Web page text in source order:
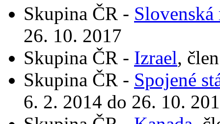
Skupina ČR -
26. 10. 2017
Skupina ČR - Izrael,
Skupina ČR - Spojené
6. 2. 2014 do 26. 10.